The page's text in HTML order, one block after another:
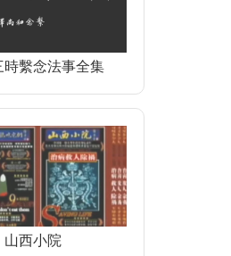
時繫念法事全集
山西小院